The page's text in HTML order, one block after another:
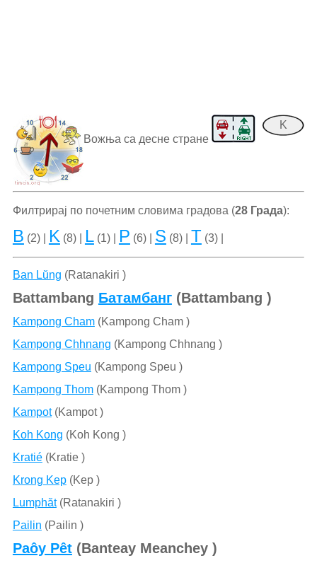
K
Вожња са десне стране
Филтрирај по почетним словима градова (28 Града):
B (2) | K (8) | L(1) | P (6) | S (8) | T (3) |
Ban Lŭng (Ratanakiri )
Battambang Батамбанг(Battambang )
Kampong Cham(Kampong Cham )
Kampong Chhnang (Kampong Chhnang )
Kampong Speu (Kampong Speu )
Kampong Thom(Kampong Thom )
Kampot(Kampot )
Koh Kong (Koh Kong )
Kratié(Kratie )
Krong Kep(Kep )
Lumphăt(Ratanakiri )
Pailin (Pailin )
Paôy Pêt(Banteay Meanchey )